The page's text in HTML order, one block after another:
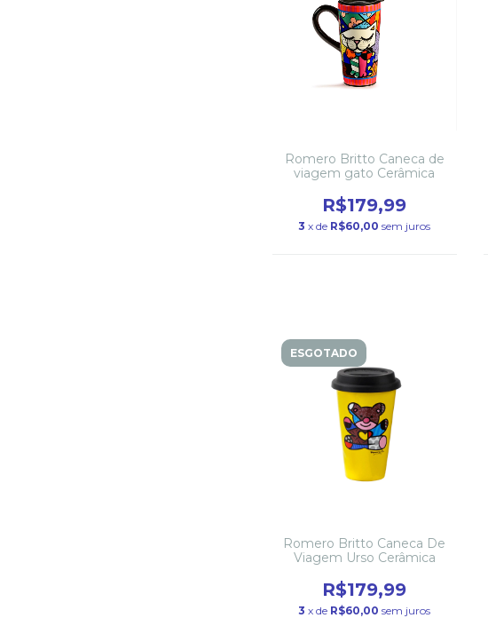
Romero Britto Caneca de
viagem gato Cerâmica
R$179,99
3 x de R$60,00 sem juros
ESGOTADO
Romero Britto Caneca De
Viagem Urso Cerâmica
R$179,99
3 x de R$60,00 sem juros